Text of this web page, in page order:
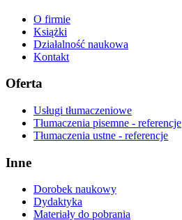
O firmie
Książki
Działalność naukowa
Kontakt
Oferta
Usługi tłumaczeniowe
Tłumaczenia pisemne - referencje
Tłumaczenia ustne - referencje
Inne
Dorobek naukowy
Dydaktyka
Materiały do pobrania